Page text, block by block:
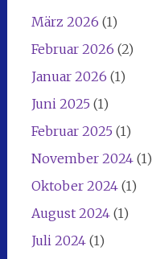
März 2026 (1)
Februar 2026 (2)
Januar 2026 (1)
Juni 2025 (1)
Februar 2025 (1)
November 2024(1)
Oktober 2024(1)
August 2024(1)
Juli 2024(1)